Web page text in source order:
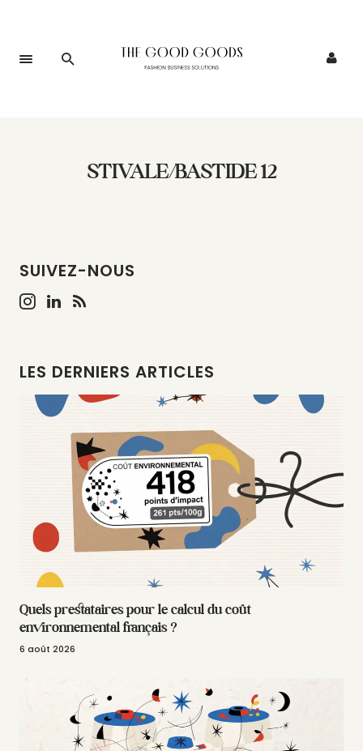
STIVALE/BASTIDE 12
SUIVEZ-NOUS
LES DERNIERS ARTICLES
Quels prestataires pour le calcul du coût
environnemental français ?
6 août 2026